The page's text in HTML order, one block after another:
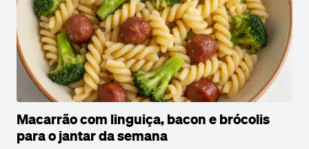
Macarrão com linguiça, bacon e brócolis
para o jantar da semana